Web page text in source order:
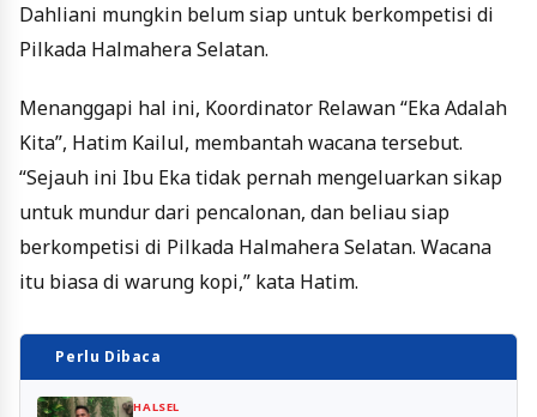
Dahliani mungkin belum siap untuk berkompetisi di
Pilkada Halmahera Selatan.
Menanggapi hal ini, Koordinator Relawan “Eka Adalah
Kita”, Hatim Kailul, membantah wacana tersebut.
“Sejauh ini Ibu Eka tidak pernah mengeluarkan sikap
untuk mundur dari pencalonan, dan beliau siap
berkompetisi di Pilkada Halmahera Selatan. Wacana
itu biasa di warung kopi,” kata Hatim.
Perlu Dibaca
HALSEL